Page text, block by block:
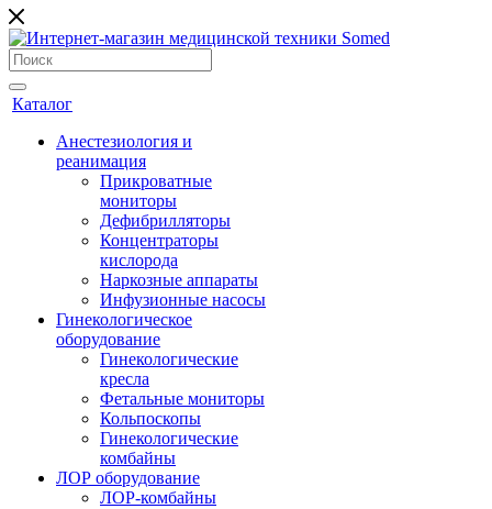
Каталог
Анестезиология и
реанимация
Прикроватные
мониторы
Дефибрилляторы
Концентраторы
кислорода
Наркозные аппараты
Инфузионные насосы
Гинекологическое
оборудование
Гинекологические
кресла
Фетальные мониторы
Кольпоскопы
Гинекологические
комбайны
ЛОР оборудование
ЛОР-комбайны